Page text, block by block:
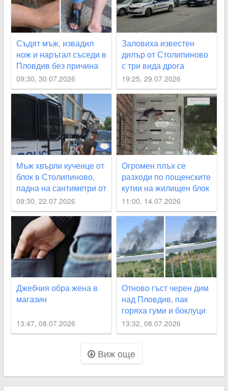
Съдят мъж, извадил
нож и наръгал съседи в
Пловдив без причина
09:30, 30.07.2026
Заловиха известен
дилър от Столипиново
с три вида дрога
19:25, 29.07.2026
Мъж хвърли кученце от
блок в Столипиново,
падна на сантиметри от
дете
09:30, 22.07.2026
Огромен плъх се
разходи по пощенските
кутии на жилищен блок
в Пловдив ВИДЕО
11:00, 14.07.2026
Джебчия обра жена в
магазин
13:47, 08.07.2026
Отново гъст черен дим
над Пловдив, пак
горяха гуми и боклуци
13:32, 08.07.2026
Виж още